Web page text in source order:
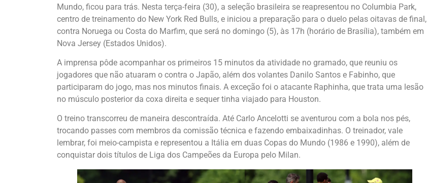
Mundo, ficou para trás. Nesta terça-feira (30), a seleção brasileira se reapresentou no Columbia Park,
centro de treinamento do New York Red Bulls, e iniciou a preparação para o duelo pelas oitavas de final,
contra Noruega ou Costa do Marfim, que será no domingo (5), às 17h (horário de Brasília), também em
Nova Jersey (Estados Unidos).
A imprensa pôde acompanhar os primeiros 15 minutos da atividade no gramado, que reuniu os
jogadores que não atuaram o contra o Japão, além dos volantes Danilo Santos e Fabinho, que
participaram do jogo, mas nos minutos finais. A exceção foi o atacante Raphinha, que trata uma lesão
no músculo posterior da coxa direita e sequer tinha viajado para Houston.
O treino transcorreu de maneira descontraída. Até Carlo Ancelotti se aventurou com a bola nos pés,
trocando passes com membros da comissão técnica e fazendo embaixadinhas. O treinador, vale
lembrar, foi meio-campista e representou a Itália em duas Copas do Mundo (1986 e 1990), além de
conquistar dois títulos de Liga dos Campeões da Europa pelo Milan.